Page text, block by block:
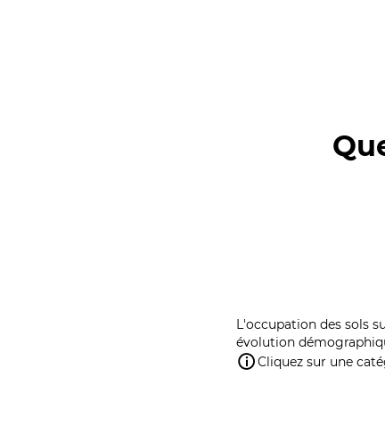
L'occupation des sols
évolution
Cliquez sur une